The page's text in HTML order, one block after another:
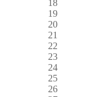
18
19
20
21
22
23
24
25
26